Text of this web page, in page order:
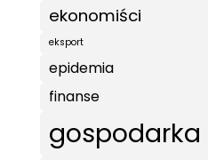
ekonomiści
eksport
epidemia
finanse
gospodarka